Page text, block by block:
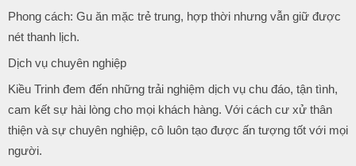
Phong cách: Gu ăn mặc trẻ trung, hợp thời nhưng vẫn giữ được
nét thanh lịch.
Dịch vụ chuyên nghiệp
Kiều Trinh đem đến những trải nghiệm dịch vụ chu đáo, tận tình,
cam kết sự hài lòng cho mọi khách hàng. Với cách cư xử thân
thiện và sự chuyên nghiệp, cô luôn tạo được ấn tượng tốt với mọi
người.